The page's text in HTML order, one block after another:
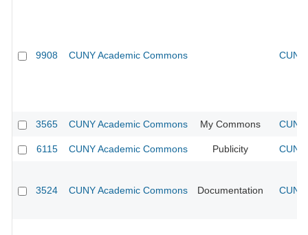
9908 CUNY Academic Commons
3565 CUNY Academic Commons My Commons
6115 CUNY Academic Commons Publicity
3524 CUNY Academic Commons Documentation